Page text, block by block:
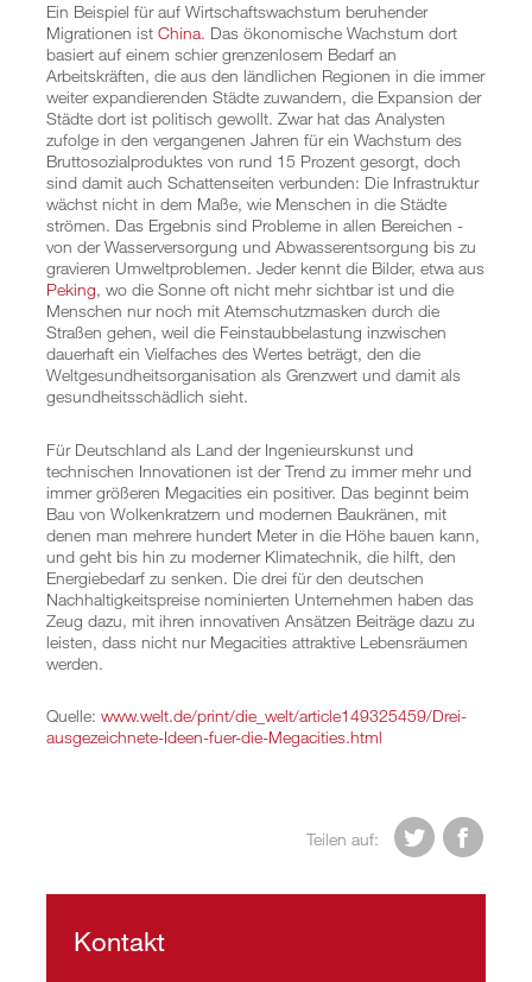
Ein Beispiel für auf Wirtschaftswachstum beruhender
Migrationen ist China. Das ökonomische Wachstum dort
basiert auf einem schier grenzenlosem Bedarf an
Arbeitskräften, die aus den ländlichen Regionen in die immer
weiter expandierenden Städte zuwandern, die Expansion der
Städte dort ist politisch gewollt. Zwar hat das Analysten
zufolge in den vergangenen Jahren für ein Wachstum des
Bruttosozialproduktes von rund 15 Prozent gesorgt, doch
sind damit auch Schattenseiten verbunden: Die Infrastruktur
wächst nicht in dem Maße, wie Menschen in die Städte
strömen. Das Ergebnis sind Probleme in allen Bereichen -
von der Wasserversorgung und Abwasserentsorgung bis zu
gravieren Umweltproblemen. Jeder kennt die Bilder, etwa aus
Peking, wo die Sonne oft nicht mehr sichtbar ist und die
Menschen nur noch mit Atemschutzmasken durch die
Straßen gehen, weil die Feinstaubbelastung inzwischen
dauerhaft ein Vielfaches des Wertes beträgt, den die
Weltgesundheitsorganisation als Grenzwert und damit als
gesundheitsschädlich sieht.
Für Deutschland als Land der Ingenieurskunst und
technischen Innovationen ist der Trend zu immer mehr und
immer größeren Megacities ein positiver. Das beginnt beim
Bau von Wolkenkratzern und modernen Baukränen, mit
denen man mehrere hundert Meter in die Höhe bauen kann,
und geht bis hin zu moderner Klimatechnik, die hilft, den
Energiebedarf zu senken. Die drei für den deutschen
Nachhaltigkeitspreise nominierten Unternehmen haben das
Zeug dazu, mit ihren innovativen Ansätzen Beiträge dazu zu
leisten, dass nicht nur Megacities attraktive Lebensräumen
werden.
Quelle: www.welt.de/print/die_welt/article149325459/Drei-
ausgezeichnete-Ideen-fuer-die-Megacities.html
Teilen auf:  
Kontakt